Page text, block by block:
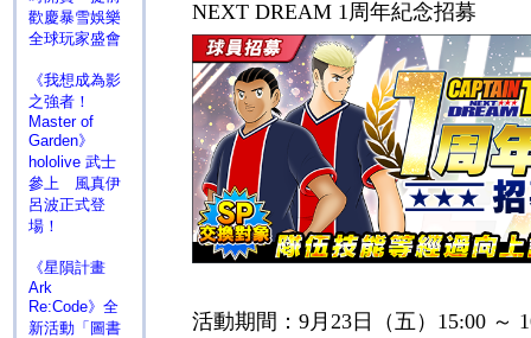
歡慶暴雪娛樂
全球玩家盛會
《我想成為影
之強者！
Master of
Garden》
hololive 武士
參上 風真伊
呂波正式登
場！
《星隕計畫
Ark
Re:Code》全
新活動「圖書
NEXT DREAM 1周年紀念招募
活動期間： 9月 23 日（五） 15:00 ～